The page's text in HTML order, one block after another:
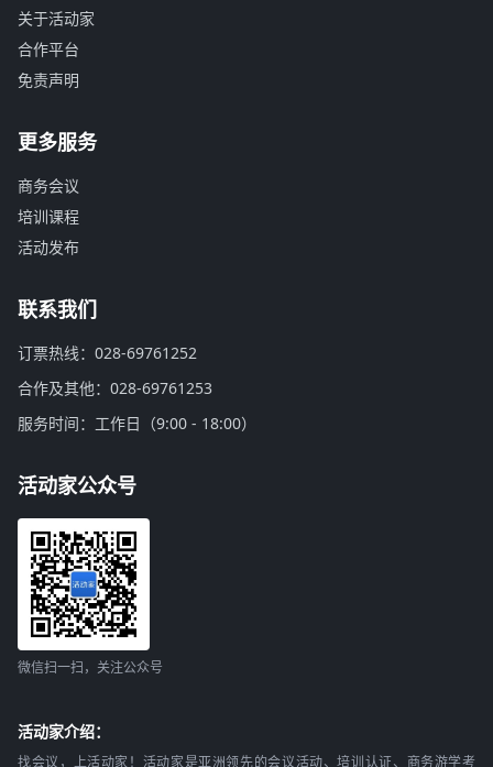
关于活动家
合作平台
免责声明
更多服务
商务会议
培训课程
活动发布
联系我们
订票热线：028-69761252
合作及其他：028-69761253
服务时间：工作日（9:00 - 18:00）
活动家公众号
微信扫一扫，关注公众号
活动家介绍：
找会议，上活动家！活动家是亚洲领先的会议活动、培训认证、商务游学考